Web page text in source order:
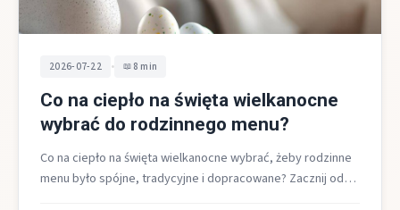
2026-07-22 • 8 min
Co na ciepło na święta wielkanocne
wybrać do rodzinnego menu?
Co na ciepło na święta wielkanocne wybrać, żeby rodzinne
menu było spójne, tradycyjne i dopracowane? Zacznij od